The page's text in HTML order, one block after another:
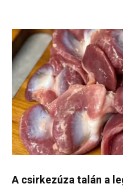
A csirkezúza talán a